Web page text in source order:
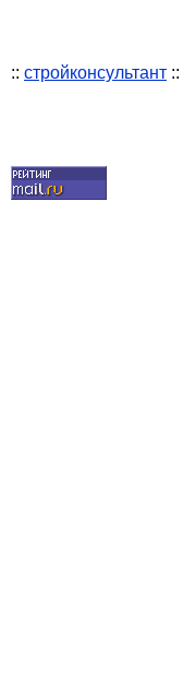
:: стройконсультант ::